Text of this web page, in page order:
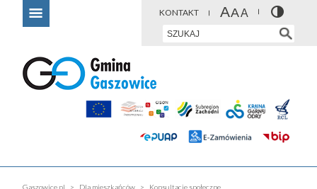
KONTAKT
Gaszowice.pl Dla mieszkańców Konsultacje społeczne